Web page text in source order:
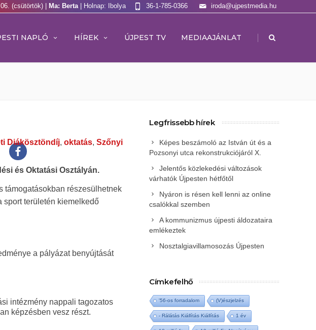
(csütörtök) | Ma: Berta | Holnap: Ibolya iroda@ujpestmedia.hu
36-1-785-0366
NAPLÓ HÍREK ÚJPEST TV MEDIAAJÁNLAT |
Diákösztöndíj, oktatás, Szőnyi
és Oktatási Osztályán.
támogatásokban részesülhetnek
sport területén kiemelkedő
a pályázat benyújtását
intézmény nappali tagozatos
képzésben vesz részt.
Legfrissebb hírek
Képes beszámoló az István út és a
Pozsonyi utca rekonstrukciójáról X.
Jelentős közlekedési változások
várhatók Újpesten hétfőtől
Nyáron is résen kell lenni az online
csalókkal szemben
A kommunizmus újpesti áldozataira
emlékeztek
Nosztalgiavillamosozás Újpesten
Címkefelhő
'56-os forradalom (V)észjelzés
- Rálátás Kiállítás Kiállítás 1 év